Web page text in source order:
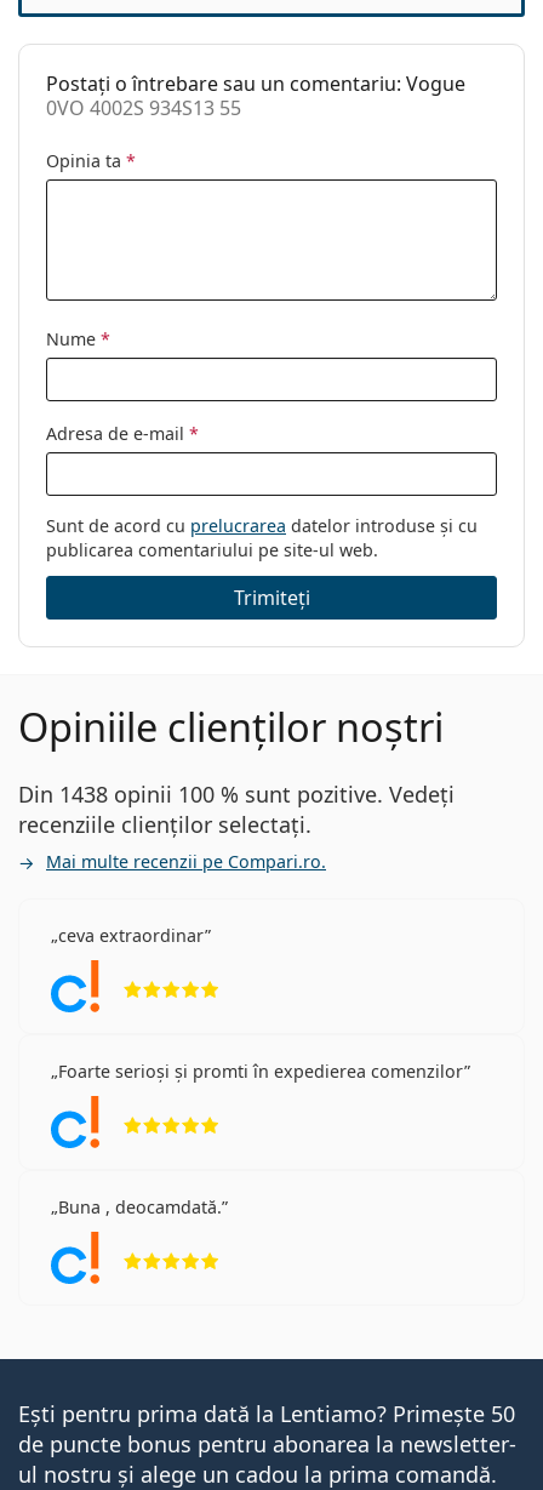
Brand:
Vogue
Utilizare:
Modă
Cod:
0VO 4002S 934S13 55
Postați o întrebare sau un comentariu: Vogue
0VO 4002S 934S13 55
Opinia ta *
Nume *
Adresa de e-mail *
Sunt de acord cu prelucrarea datelor introduse și cu
publicarea comentariului pe site-ul web.
Trimiteți
Opiniile clienților noștri
Din 1438 opinii 100 % sunt pozitive. Vedeți
recenziile clienților selectați.
Mai multe recenzii pe Compari.ro.
ceva extraordinar
Foarte serioși și promti în expedierea comenzilor
Buna , deocamdată.
Ești pentru prima dată la Lentiamo? Primește 50
de puncte bonus pentru abonarea la newsletter-
ul nostru și alege un cadou la prima comandă.